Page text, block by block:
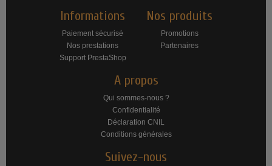
Informations
Paiement sécurisé
Nos prestations
Support PrestaShop
Nos produits
Promotions
Partenaires
A propos
Qui sommes-nous ?
Confidentialité
Déclaration CNIL
Conditions générales
Suivez-nous